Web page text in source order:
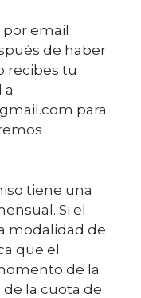
email
de haber
recibes tu
a
para
tiene una
Si el
modalidad de
que el
de la
de la cuota de